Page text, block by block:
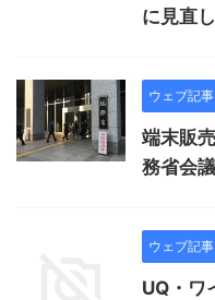
に見直
ウェブ記事
端末販
務省会
ウェブ記事
UQ・ワ